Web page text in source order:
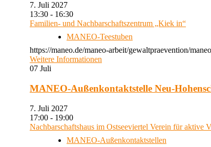
7. Juli 2027
13:30 - 16:30
Familien- und Nachbarschaftszentrum „Kiek in“
MANEO-Teestuben
https://maneo.de/maneo-arbeit/gewaltpraevention/
Weitere Informationen
07 Juli
MANEO-Außenkontaktstelle Neu-
7. Juli 2027
17:00 - 19:00
Nachbarschaftshaus im Ostseeviertel Verein für aktive
MANEO-Außenkontaktstellen